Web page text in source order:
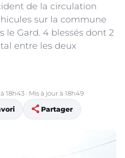
de la circulation
sur la commune
le Gard. 4 blessés dont 2
entre les deux
18h43 · Mis à jour à 18h49
share Partager